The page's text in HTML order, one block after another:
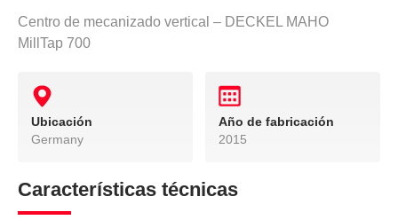
Centro de mecanizado vertical – DECKEL MAHO
MillTap 700
Ubicación
Germany
Año de fabricación
2015
Características técnicas